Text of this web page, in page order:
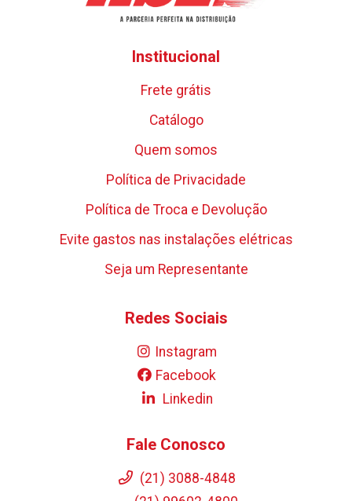
Institucional
Frete grátis
Catálogo
Quem somos
Política de Privacidade
Política de Troca e Devolução
Evite gastos nas instalações elétricas
Seja um Representante
Redes Sociais
Instagram
Facebook
Linkedin
Fale Conosco
(21) 3088-4848